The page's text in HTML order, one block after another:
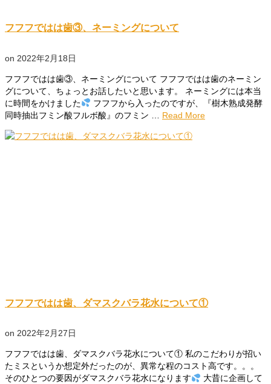
フフフではは歯③、ネーミングについて
on 2022年2月18日
フフフではは歯③、ネーミングについて フフフではは歯のネーミン
グについて、ちょっとお話したいと思います。 ネーミングには本当
に時間をかけました
フフフから入ったのですが、『樹木熟成発酵
同時抽出フミン酸フルボ酸』のフミン … Read More
フフフではは歯、ダマスクバラ花水について①
on 2022年2月27日
フフフではは歯、ダマスクバラ花水について① 私のこだわりが招い
たミスというか想定外だったのが、異常な程のコスト高です。。。
そのひとつの要因がダマスクバラ花水になります
大昔に企画して